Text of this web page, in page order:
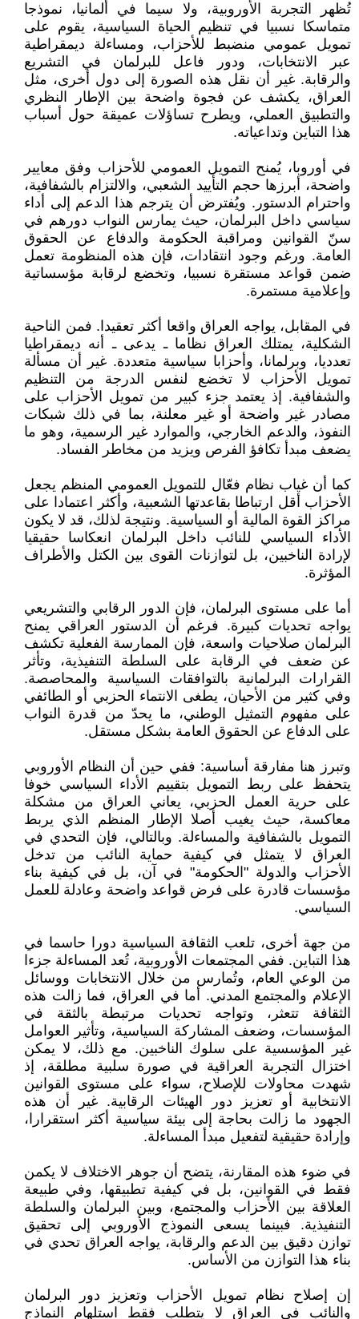
تُظهر التجربة الأوروبية، ولا سيما في ألمانيا، نموذجا
متماسكا نسبيا في تنظيم الحياة السياسية، يقوم على
تمويل عمومي منضبط للأحزاب، ومساءلة ديمقراطية
عبر الانتخابات، ودور فاعل للبرلمان في التشريع
والرقابة. غير أن نقل هذه الصورة إلى دول أخرى، مثل
العراق، يكشف عن فجوة واضحة بين الإطار النظري
والتطبيق العملي، ويطرح تساؤلات عميقة حول أسباب
هذا التباين وتداعياته.
في أوروبا، يُمنح التمويل العمومي للأحزاب وفق معايير
واضحة، أبرزها حجم التأييد الشعبي، والالتزام بالشفافية،
واحترام الدستور. ويُفترض أن يترجم هذا الدعم إلى أداء
سياسي داخل البرلمان، حيث يمارس النواب دورهم في
سنّ القوانين ومراقبة الحكومة والدفاع عن الحقوق
العامة. ورغم وجود انتقادات، فإن هذه المنظومة تعمل
ضمن قواعد مستقرة نسبيا، وتخضع لرقابة مؤسساتية
وإعلامية مستمرة.
في المقابل، يواجه العراق واقعا أكثر تعقيدا. فمن الناحية
الشكلية، يمتلك العراق نظاما ـ يدعى ـ أنه ديمقراطيا
تعدديا، وبرلمانا، وأحزابا سياسية متعددة. غير أن مسألة
تمويل الأحزاب لا تخضع لنفس الدرجة من التنظيم
والشفافية. إذ يعتمد جزء كبير من تمويل الأحزاب على
مصادر غير واضحة أو غير معلنة، بما في ذلك شبكات
النفوذ، والدعم الخارجي، والموارد غير الرسمية، وهو ما
يضعف مبدأ تكافؤ الفرص ويزيد من مخاطر الفساد.
كما أن غياب نظام فعّال للتمويل العمومي المنظم يجعل
الأحزاب أقل ارتباطا بقاعدتها الشعبية، وأكثر اعتمادا على
مراكز القوة المالية أو السياسية. ونتيجة لذلك، قد لا يكون
الأداء السياسي للنائب داخل البرلمان انعكاسا حقيقيا
لإرادة الناخبين، بل لتوازنات القوى بين الكتل والأطراف
المؤثرة.
أما على مستوى البرلمان، فإن الدور الرقابي والتشريعي
يواجه تحديات كبيرة. فرغم أن الدستور العراقي يمنح
البرلمان صلاحيات واسعة، فإن الممارسة الفعلية تكشف
عن ضعف في الرقابة على السلطة التنفيذية، وتأثر
القرارات البرلمانية بالتوافقات السياسية والمحاصصة.
وفي كثير من الأحيان، يطغى الانتماء الحزبي أو الطائفي
على مفهوم التمثيل الوطني، ما يحدّ من قدرة النواب
على الدفاع عن الحقوق العامة بشكل مستقل.
وتبرز هنا مفارقة أساسية: ففي حين أن النظام الأوروبي
يتحفظ على ربط التمويل بتقييم الأداء السياسي خوفا
على حرية العمل الحزبي، يعاني العراق من مشكلة
معاكسة، حيث يغيب أصلا الإطار المنظم الذي يربط
التمويل بالشفافية والمساءلة. وبالتالي، فإن التحدي في
العراق لا يتمثل في كيفية حماية النائب من تدخل
الأحزاب والدولة "الحكومة" في آن، بل في كيفية بناء
مؤسسات قادرة على فرض قواعد واضحة وعادلة للعمل
السياسي.
من جهة أخرى، تلعب الثقافة السياسية دورا حاسما في
هذا التباين. ففي المجتمعات الأوروبية، تُعد المساءلة جزءا
من الوعي العام، وتُمارس من خلال الانتخابات ووسائل
الإعلام والمجتمع المدني. أما في العراق، فما زالت هذه
الثقافة تتعثر، وتواجه تحديات مرتبطة بالثقة في
المؤسسات، وضعف المشاركة السياسية، وتأثير العوامل
غير المؤسسية على سلوك الناخبين. مع ذلك، لا يمكن
اختزال التجربة العراقية في صورة سلبية مطلقة، إذ
شهدت محاولات للإصلاح، سواء على مستوى القوانين
الانتخابية أو تعزيز دور الهيئات الرقابية. غير أن هذه
الجهود ما زالت بحاجة إلى بيئة سياسية أكثر استقرارا،
وإرادة حقيقية لتفعيل مبدأ المساءلة.
في ضوء هذه المقارنة، يتضح أن جوهر الاختلاف لا يكمن
فقط في القوانين، بل في كيفية تطبيقها، وفي طبيعة
العلاقة بين الأحزاب والمجتمع، وبين البرلمان والسلطة
التنفيذية. فبينما يسعى النموذج الأوروبي إلى تحقيق
توازن دقيق بين الدعم والرقابة، يواجه العراق تحدي في
بناء هذا التوازن من الأساس.
إن إصلاح نظام تمويل الأحزاب وتعزيز دور البرلمان
والنائب في العراق لا يتطلب فقط استلهام النماذج